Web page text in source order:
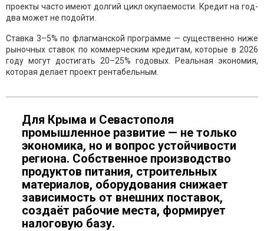
проекты часто имеют долгий цикл окупаемости. Кредит на год-
два может не подойти.
Ставка 3–5% по флагманской программе — существенно ниже
рыночных ставок по коммерческим кредитам, которые в 2026
году могут достигать 20–25% годовых. Реальная экономия,
которая делает проект рентабельным.
Для Крыма и Севастополя
промышленное развитие — не только
экономика, но и вопрос устойчивости
региона. Собственное производство
продуктов питания, строительных
материалов, оборудования снижает
зависимость от внешних поставок,
создаёт рабочие места, формирует
налоговую базу.